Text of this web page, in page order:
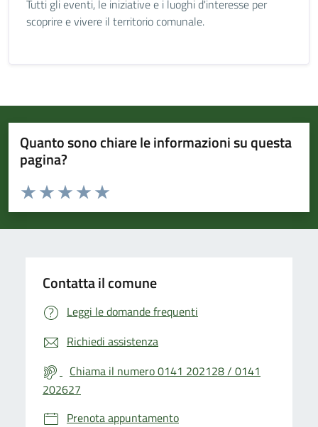
Tutti gli eventi, le iniziative e i luoghi d'interesse per
scoprire e vivere il territorio comunale.
Quanto sono chiare le informazioni su questa
pagina?
Valuta da 1 a 5 stelle la pagina
Valuta 5 stelle su 5
Valuta 4 stelle su 5
Valuta 3 stelle su 5
Valuta 2 stelle su 5
Valuta 1 stelle su 5
Contatta il comune
Leggi le domande frequenti
Richiedi assistenza
Chiama il numero 0141 202128 / 0141
202627
Prenota appuntamento